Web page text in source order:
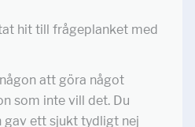
hit till frågeplanket med
att göra något
som inte vill det. Du
gav ett sjukt tydligt nej